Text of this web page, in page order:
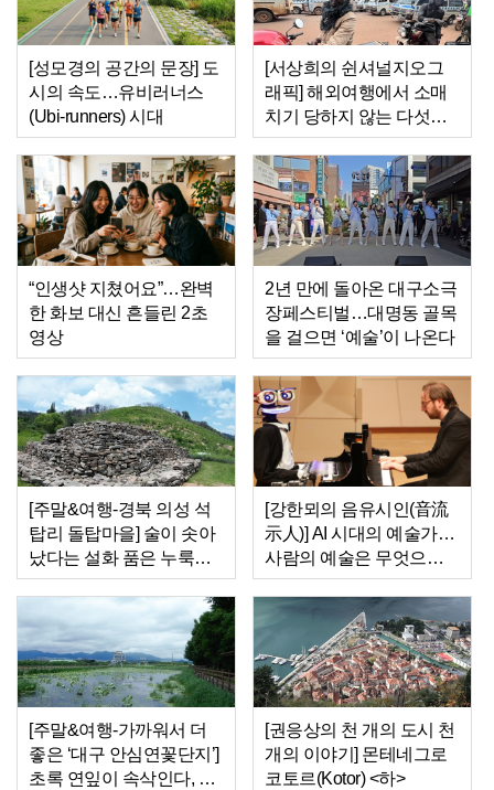
[성모경의 공간의 문장] 도
시의 속도…유비러너스
(Ubi-runners) 시대
[서상희의 쉰셔널지오그
래픽] 해외여행에서 소매
치기 당하지 않는 다섯가
지 방법
“인생샷 지쳤어요”…완벽
한 화보 대신 흔들린 2초
영상
2년 만에 돌아온 대구소극
장페스티벌…대명동 골목
을 걸으면 ‘예술’이 나온다
[주말&여행-경북 의성 석
탑리 돌탑마을] 술이 솟아
났다는 설화 품은 누룩바
위, 이름은 술꾼이 지었을
[강한뫼의 음유시인(音流
示人)] AI 시대의 예술가…
사람의 예술은 무엇으로
남는가
[주말&여행-가까워서 더
좋은 ‘대구 안심연꽃단지’]
초록 연잎이 속삭인다, 천
[권응상의 천 개의 도시 천
개의 이야기] 몬테네그로
코토르(Kotor) <하>